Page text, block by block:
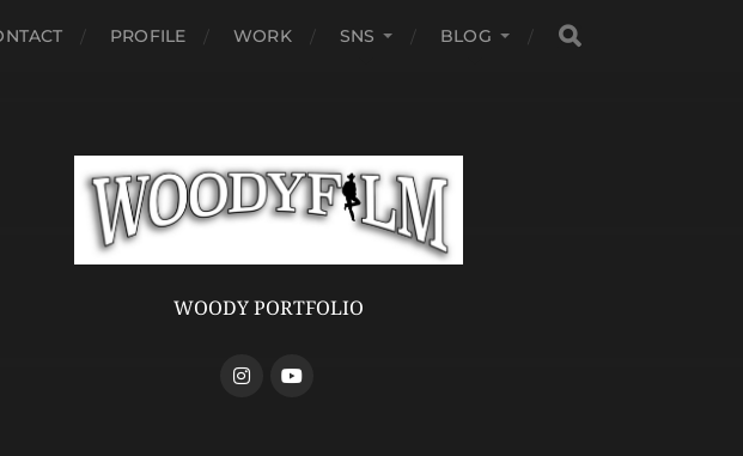
PROFILE WORK SNS BLOG
WOODY PORTFOLIO